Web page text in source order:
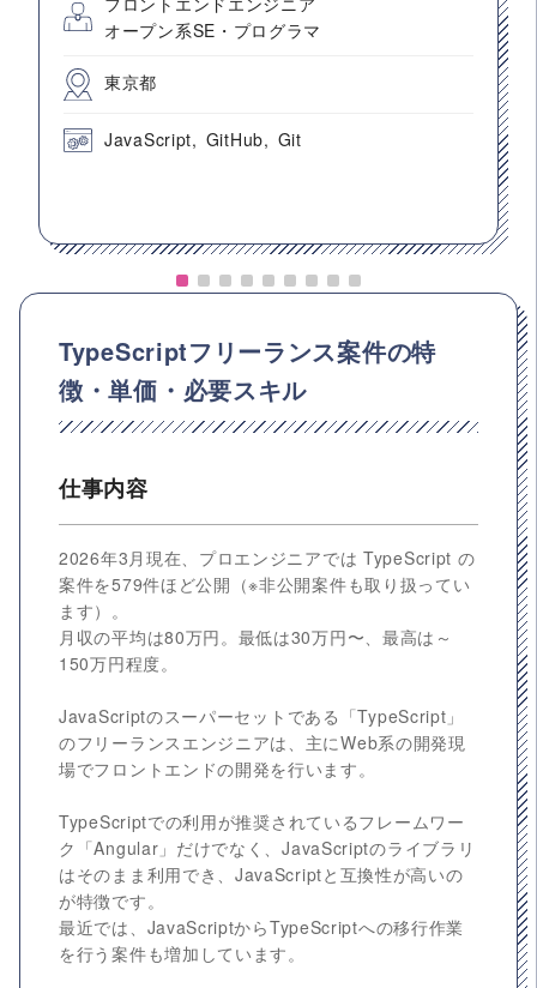
オープン系SE・プログラマ
東京都
JavaScript GitHub Git
TypeScriptフリーランス案件の特
徴・単価・必要スキル
仕事内容
2026年3月現在、プロエンジニアでは TypeScript の
案件を579件ほど公開（※非公開案件も取り扱ってい
ます）。
月収の平均は80万円。最低は30万円〜、最高は～
150万円程度。
JavaScriptのスーパーセットである「TypeScript」
のフリーランスエンジニアは、主にWeb系の開発現
場でフロントエンドの開発を行います。
TypeScriptでの利用が推奨されているフレームワー
ク「Angular」だけでなく、JavaScriptのライブラリ
はそのまま利用でき、JavaScriptと互換性が高いの
が特徴です。
最近では、JavaScriptからTypeScriptへの移行作業
を行う案件も増加しています。